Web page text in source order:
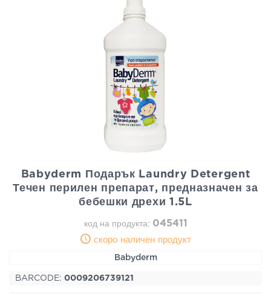
Babyderm Подарък Laundry Detergent
Течен перилен препарат, предназначен за
бебешки дрехи 1.5L
код на продукта: 045411
скоро наличен продукт
Babyderm
BARCODE: 0009206739121